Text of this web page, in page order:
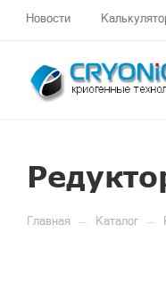
Новости
Главная — Каталог —